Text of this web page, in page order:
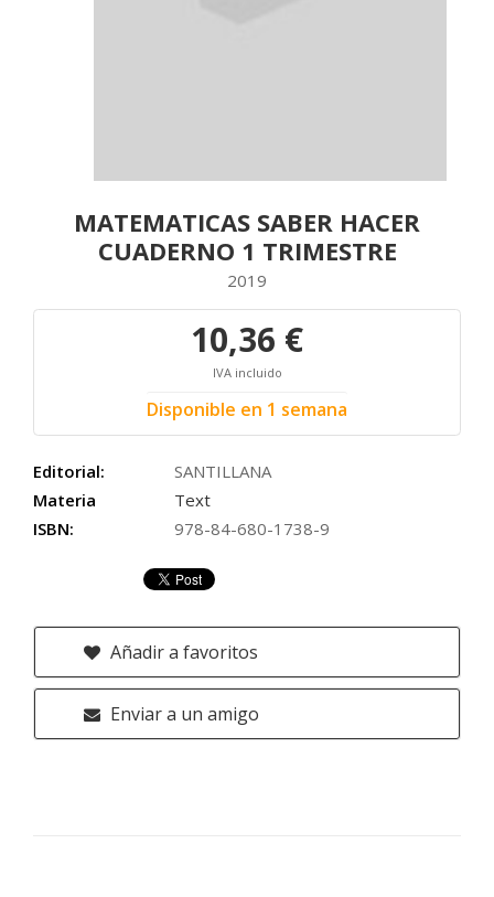
MATEMATICAS SABER HACER
CUADERNO 1 TRIMESTRE
2019
10,36 €
IVA incluido
Disponible en 1 semana
Editorial:
SANTILLANA
Materia
Text
ISBN:
978-84-680-1738-9
Añadir a favoritos
Enviar a un amigo